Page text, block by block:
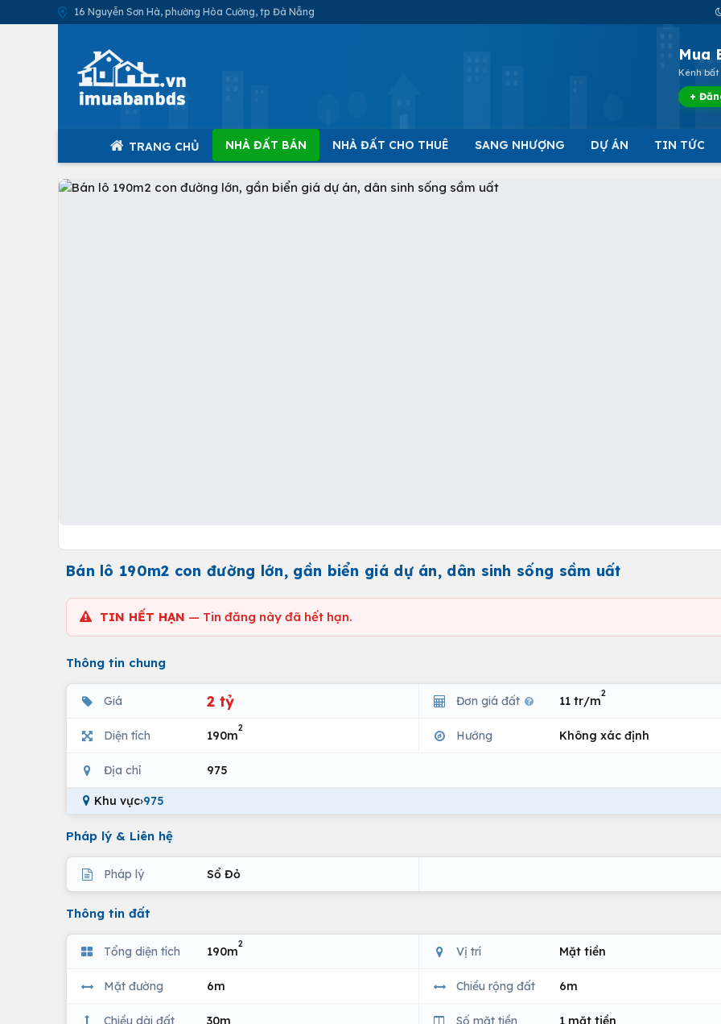
16 Nguyễn Sơn Hà, phường Hòa Cường, tp Đà Nẵng
Mua
Kênh
+
TRANG CHỦ NHÀ ĐẤT BÁN NHÀ ĐẤT CHO THUÊ SANG NHƯỢNG DỰ ÁN TIN TỨC
Bán lô 190m2 con đường lớn, gần biển giá dự án, dân sinh sống sầm uất
TIN HẾT HẠN — Tin đăng này đã hết hạn.
Thông tin chung
Giá 2 tỷ Đơn giá đất 11 tr/m
2
Diện tích 190m
2
Hướng Không xác định
Địa chỉ 975
Khu vực›975
Pháp lý & Liên hệ
Pháp lý Sổ Đỏ
Thông tin đất
Tổng diện tích 190m
2
Vị trí Mặt tiền
Mặt đường 6m Chiều rộng đất 6m
Chiều dài đất 30m Số mặt tiền 1 mặt tiền